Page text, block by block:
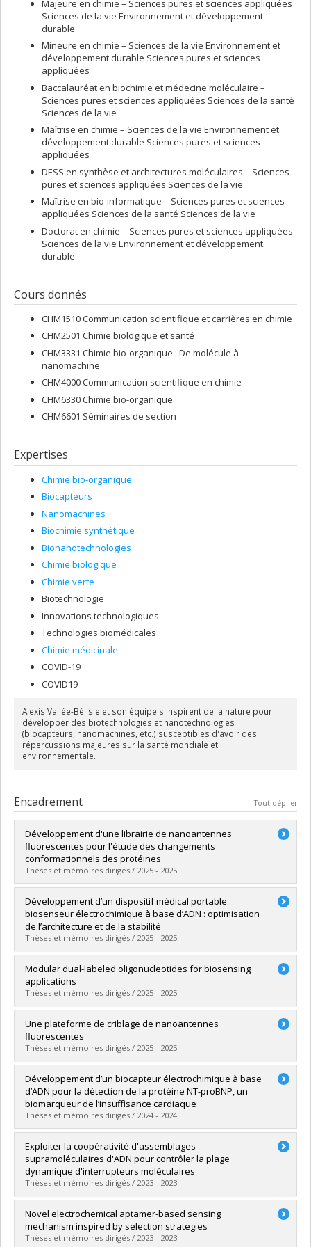
médicament. Auteur prolifique, il a publié plus de 30 articles
scientifiques cités au-delà de 800 fois et à prononcer plus de
quarante conférences nationales et internationales.
Majeure en chimie – Sciences pures et sciences appliquées
Sciences de la vie Environnement et développement
durable
Mineure en chimie – Sciences de la vie Environnement et
développement durable Sciences pures et sciences
appliquées
Baccalauréat en biochimie et médecine moléculaire –
Sciences pures et sciences appliquées Sciences de la santé
Sciences de la vie
Maîtrise en chimie – Sciences de la vie Environnement et
développement durable Sciences pures et sciences
appliquées
DESS en synthèse et architectures moléculaires – Sciences
pures et sciences appliquées Sciences de la vie
Maîtrise en bio-informatique – Sciences pures et sciences
appliquées Sciences de la santé Sciences de la vie
Doctorat en chimie – Sciences pures et sciences appliquées
Sciences de la vie Environnement et développement
durable
Cours donnés
CHM1510 Communication scientifique et carrières en chimie
CHM2501 Chimie biologique et santé
CHM3331 Chimie bio-organique : De molécule à
nanomachine
CHM4000 Communication scientifique en chimie
CHM6330 Chimie bio-organique
CHM6601 Séminaires de section
Expertises
Chimie bio-organique
Biocapteurs
Nanomachines
Biochimie synthétique
Bionanotechnologies
Chimie biologique
Chimie verte
Biotechnologie
Innovations technologiques
Technologies biomédicales
Chimie médicinale
COVID-19
COVID19
Alexis Vallée-Bélisle et son équipe s'inspirent de la nature pour
développer des biotechnologies et nanotechnologies
(biocapteurs, nanomachines, etc.) susceptibles d'avoir des
répercussions majeures sur la santé mondiale et
environnementale.
Encadrement Tout déplier
Développement d'une librairie de nanoantennes
fluorescentes pour l'étude des changements
conformationnels des protéines
Thèses et mémoires dirigés / 2025 - 2025
Diplômé(e) :Morville, Ly-Ann
Cycle :Maîtrise
Diplôme obtenu :M. Sc.
Lien vers le document dans Papyrus
Développement d’un dispositif médical portable:
biosenseur électrochimique à base d’ADN : optimisation
de l’architecture et de la stabilité
Thèses et mémoires dirigés / 2025 - 2025
Diplômé(e) :Diallo-Blais, Simon
Cycle :Maîtrise
Diplôme obtenu :M. Sc. A.
Lien vers le document dans Papyrus
Modular dual-labeled oligonucleotides for biosensing
applications
Thèses et mémoires dirigés / 2025 - 2025
Diplômé(e) :Wang, Xiaomeng
Cycle :Doctorat
Diplôme obtenu :Ph. D.
Lien vers le document dans Papyrus
Une plateforme de criblage de nanoantennes
fluorescentes
Thèses et mémoires dirigés / 2025 - 2025
Diplômé(e) :Vigneault, Achille
Cycle :Maîtrise
Diplôme obtenu :M. Sc. A.
Lien vers le document dans Papyrus
Développement d’un biocapteur électrochimique à base
d’ADN pour la détection de la protéine NT-proBNP, un
biomarqueur de l’insuffisance cardiaque
Thèses et mémoires dirigés / 2024 - 2024
Diplômé(e) :Nicole, Yasmine
Cycle :Maîtrise
Diplôme obtenu :M. Sc.
Lien vers le document dans Papyrus
Exploiter la coopérativité d'assemblages
supramoléculaires d'ADN pour contrôler la plage
dynamique d'interrupteurs moléculaires
Thèses et mémoires dirigés / 2023 - 2023
Diplômé(e) :Lauzon, Dominic
Cycle :Doctorat
Diplôme obtenu :Ph. D.
Novel electrochemical aptamer-based sensing
mechanism inspired by selection strategies
Thèses et mémoires dirigés / 2023 - 2023